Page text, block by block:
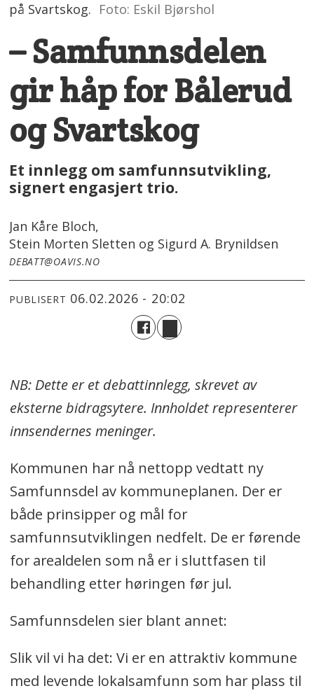
på Svartskog. Foto: Eskil Bjørshol
– Samfunnsdelen
gir håp for Bålerud
og Svartskog
Et innlegg om samfunnsutvikling,
signert engasjert trio.
Jan Kåre Bloch,
Stein Morten Sletten og Sigurd A. Brynildsen
DEBATT@OAVIS.NO
PUBLISERT 06.02.2026 - 20:02
NB: Dette er et debattinnlegg, skrevet av
eksterne bidragsytere. Innholdet representerer
innsendernes meninger.
Kommunen har nå nettopp vedtatt ny
Samfunnsdel av kommuneplanen. Der er
både prinsipper og mål for
samfunnsutviklingen nedfelt. De er førende
for arealdelen som nå er i sluttfasen til
behandling etter høringen før jul.
Samfunnsdelen sier blant annet:
Slik vil vi ha det: Vi er en attraktiv kommune
med levende lokalsamfunn som har plass til